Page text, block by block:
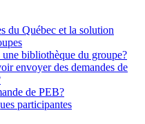
du Québec et la solution
bibliothèque du groupe?
envoyer des demandes de
de PEB?
participantes